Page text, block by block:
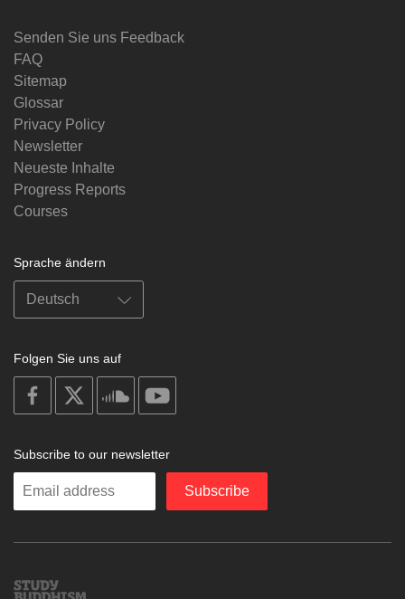
Senden Sie uns Feedback
FAQ
Sitemap
Glossar
Privacy Policy
Newsletter
Neueste Inhalte
Progress Reports
Courses
Sprache ändern
Folgen Sie uns auf
on
facebook
soundcloud
Subscribe to our newsletter
Enter
Subscribe
Study